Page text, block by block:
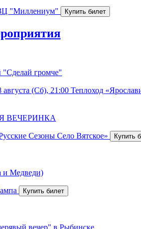
"Миллениум"
"Сделай громче"
августа (Сб), 21:00 Теплоход
ВЕЧЕРИНКА
Сезоны Село Вятское»
и Медведи)